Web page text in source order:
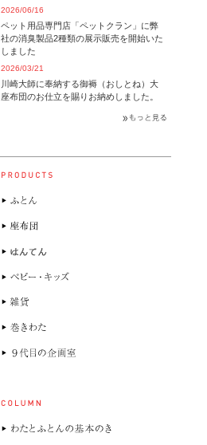
2026/06/16
ペット用品専門店「ペットクラン」に弊
社の消臭製品2種類の展示販売を開始いた
しました
2026/03/21
川崎大師に奉納する御褥（おしとね）大
座布団のお仕立を賜りお納めしました。